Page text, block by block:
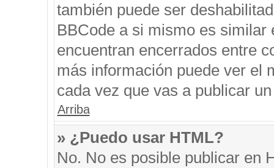
también puede ser
BBCode a si mismo es
encuentran encerrados entre
más información puede ver el
cada vez que vas a publicar
Arriba
» ¿Puedo usar HTML?
No. No es posible publicar en